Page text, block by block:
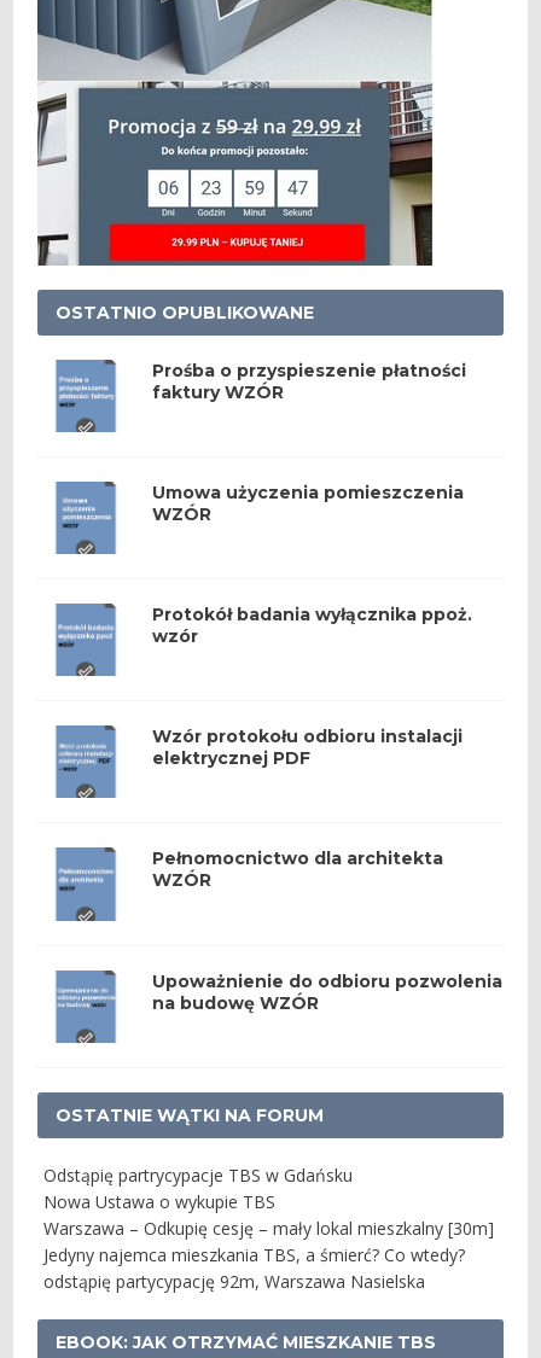
OSTATNIO OPUBLIKOWANE
Prośba o przyspieszenie płatności
faktury WZÓR
Umowa użyczenia pomieszczenia
WZÓR
Protokół badania wyłącznika ppoż.
wzór
Wzór protokołu odbioru instalacji
elektrycznej PDF
Pełnomocnictwo dla architekta
WZÓR
Upoważnienie do odbioru pozwolenia
na budowę WZÓR
OSTATNIE WĄTKI NA FORUM
Odstąpię partrycypacje TBS w Gdańsku
Nowa Ustawa o wykupie TBS
Warszawa – Odkupię cesję – mały lokal mieszkalny [30m]
Jedyny najemca mieszkania TBS, a śmierć? Co wtedy?
odstąpię partycypację 92m, Warszawa Nasielska
EBOOK: JAK OTRZYMAĆ MIESZKANIE TBS